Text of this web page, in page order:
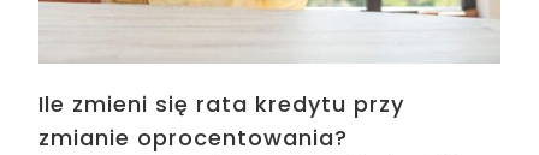
Ile zmieni się rata kredytu przy
zmianie oprocentowania?